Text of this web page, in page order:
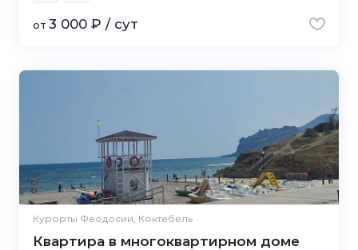
от 3 000 ₽ / сут
Курорты Феодосии, Коктебель
Квартира в многоквартирном доме